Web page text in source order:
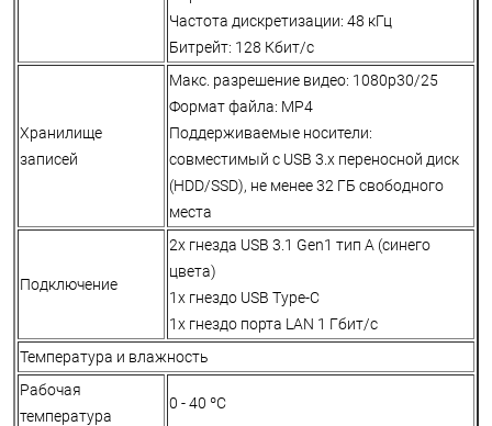
Частота дискретизации: 48 кГц
Битрейт: 128 Кбит/с
Хранилище
записей
Макс. разрешение видео: 1080p30/25
Формат файла: MP4
Поддерживаемые носители:
совместимый с USB 3.x переносной диск
(HDD/SSD), не менее 32 ГБ свободного
места
Подключение
2x гнезда USB 3.1 Gen1 тип А (синего
цвета)
1x гнездо USB Type-C
1x гнездо порта LAN 1 Гбит/с
Температура и влажность
Рабочая
температура
0 - 40 ºC